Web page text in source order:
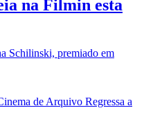
na Filmin esta
Schilinski, premiado em